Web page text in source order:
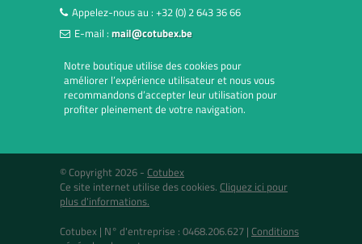
Appelez-nous au : +32 (0) 2 643 36 66
E-mail : mail@cotubex.be
Notre boutique utilise des cookies pour
améliorer l’expérience utilisateur et nous vous
recommandons d’accepter leur utilisation pour
profiter pleinement de votre navigation.
© Copyright 2026 - Cotubex
Ce site internet utilise des cookies. Cliquez ici pour
plus d'informations.
Cotubex | N° d'entreprise : 0468.206.627 | Conditions